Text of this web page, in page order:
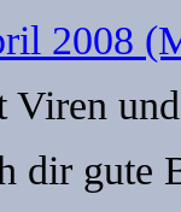
2008
dir gute